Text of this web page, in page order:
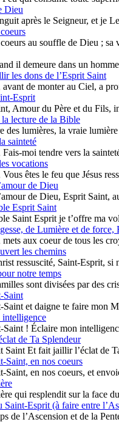
Dieu
après le Seigneur, et je
au souffle de Dieu ; sa
il demeure dans un
les dons de l’Esprit Saint
avant de monter au Ciel, a
Esprit
Amour du Père et du Fils,
lecture de la Bible
des lumières, la vraie
sainteté
moi tendre vers la
vocations
êtes le feu que Jésus
de Dieu
de Dieu, Esprit Saint,
Esprit Saint
Saint Esprit je t’offre ma
de Lumière et de force,
aux coeur de tous les
les chemins
ressuscité, Saint-Esprit, si
notre temps
sont divisées par des
Saint
Saint et daigne te faire mon
Saint ! Éclaire mon
de Ta Splendeur
Saint Et fait jaillir l’éclat de
Saint, en nos coeurs
Saint, en nos coeurs, et
qui resplendit sur la face
Saint-Esprit (à faire entre
de l’Ascension et de la